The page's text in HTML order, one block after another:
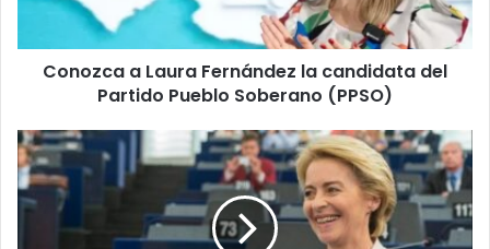
Pueblo
Soberano
Conozca a Laura Fernández la candidata del
Partido Pueblo Soberano (PPSO)
Europa
marca
límites
a